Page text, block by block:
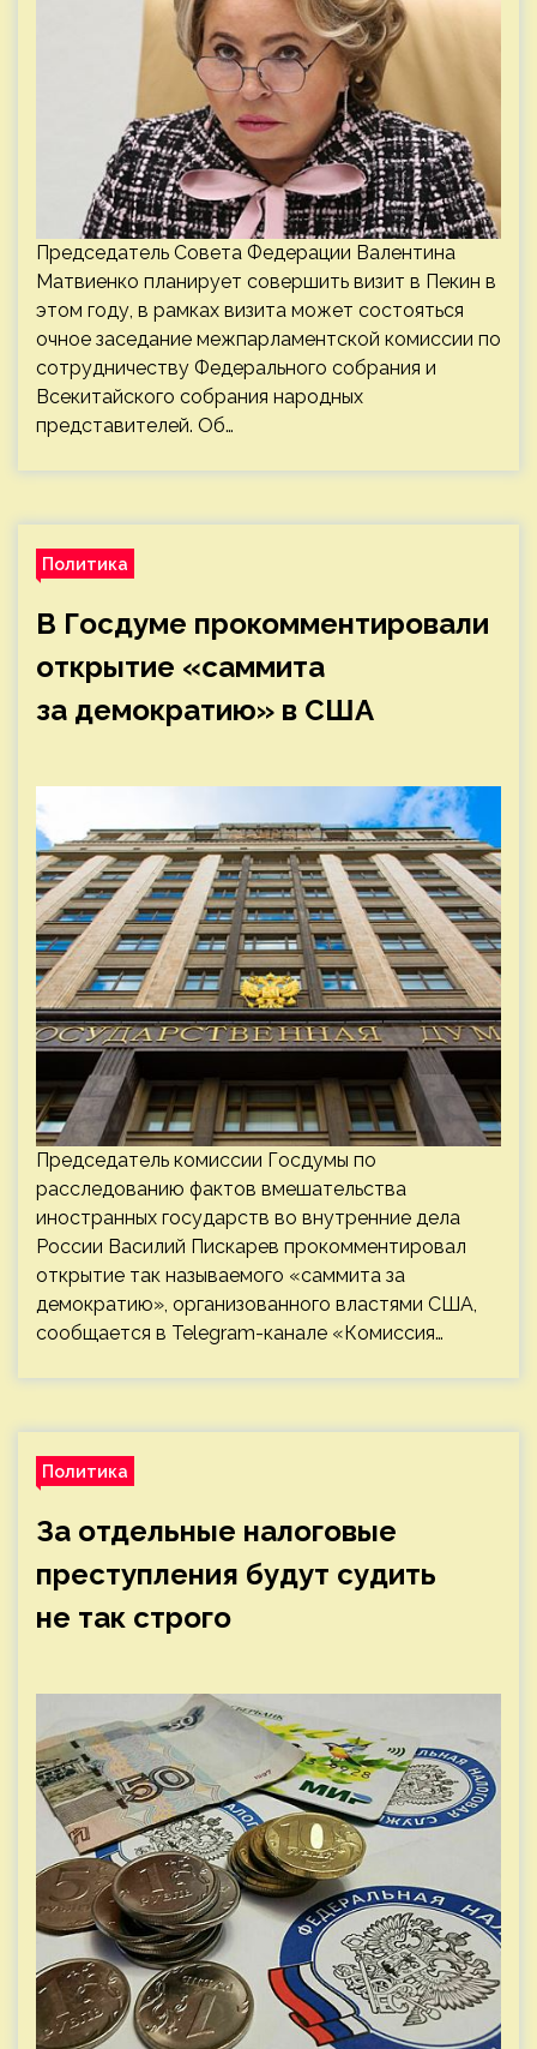
Председатель Совета Федерации Валентина
Матвиенко планирует совершить визит в Пекин в
этом году, в рамках визита может состояться
очное заседание межпарламентской комиссии по
сотрудничеству Федерального собрания и
Всекитайского собрания народных
представителей. Об…
Политика
В Госдуме прокомментировали
открытие «саммита
за демократию» в США
Председатель комиссии Госдумы по
расследованию фактов вмешательства
иностранных государств во внутренние дела
России Василий Пискарев прокомментировал
открытие так называемого «саммита за
демократию», организованного властями США,
сообщается в Telegram-канале «Комиссия…
Политика
За отдельные налоговые
преступления будут судить
не так строго